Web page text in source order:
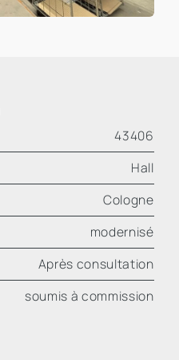
43406
Hall
Cologne
modernisé
Après consultation
soumis à commission